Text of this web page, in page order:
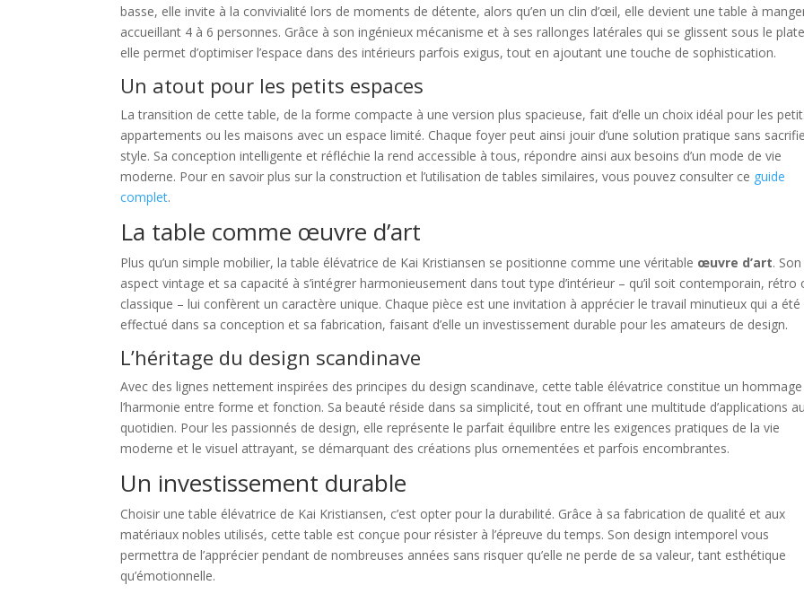
basse, elle invite à la convivialité lors de moments de détente, alors qu’en un clin d’œil, elle devient une table à
accueillant 4 à 6 personnes. Grâce à son ingénieux mécanisme et à ses rallonges latérales qui se glissent sous le
elle permet d’optimiser l’espace dans des intérieurs parfois exigus, tout en ajoutant une touche de sophistication.
Un atout pour les petits espaces
La transition de cette table, de la forme compacte à une version plus spacieuse, fait d’elle un choix idéal pour les
appartements ou les maisons avec un espace limité. Chaque foyer peut ainsi jouir d’une solution pratique sans
style. Sa conception intelligente et réfléchie la rend accessible à tous, répondre ainsi aux besoins d’un mode de vie
moderne. Pour en savoir plus sur la construction et l’utilisation de tables similaires, vous pouvez consulter ce guide
complet.
La table comme œuvre d’art
Plus qu’un simple mobilier, la table élévatrice de Kai Kristiansen se positionne comme une véritable œuvre d’art. Son
aspect vintage et sa capacité à s’intégrer harmonieusement dans tout type d’intérieur – qu’il soit contemporain, rétro
classique – lui confèrent un caractère unique. Chaque pièce est une invitation à apprécier le travail minutieux qui a été
effectué dans sa conception et sa fabrication, faisant d’elle un investissement durable pour les amateurs de design.
L’héritage du design scandinave
Avec des lignes nettement inspirées des principes du design scandinave, cette table élévatrice constitue un hommage
l’harmonie entre forme et fonction. Sa beauté réside dans sa simplicité, tout en offrant une multitude d’applications au
quotidien. Pour les passionnés de design, elle représente le parfait équilibre entre les exigences pratiques de la vie
moderne et le visuel attrayant, se démarquant des créations plus ornementées et parfois encombrantes.
Un investissement durable
Choisir une table élévatrice de Kai Kristiansen, c’est opter pour la durabilité. Grâce à sa fabrication de qualité et aux
matériaux nobles utilisés, cette table est conçue pour résister à l’épreuve du temps. Son design intemporel vous
permettra de l’apprécier pendant de nombreuses années sans risquer qu’elle ne perde de sa valeur, tant esthétique
qu’émotionnelle.